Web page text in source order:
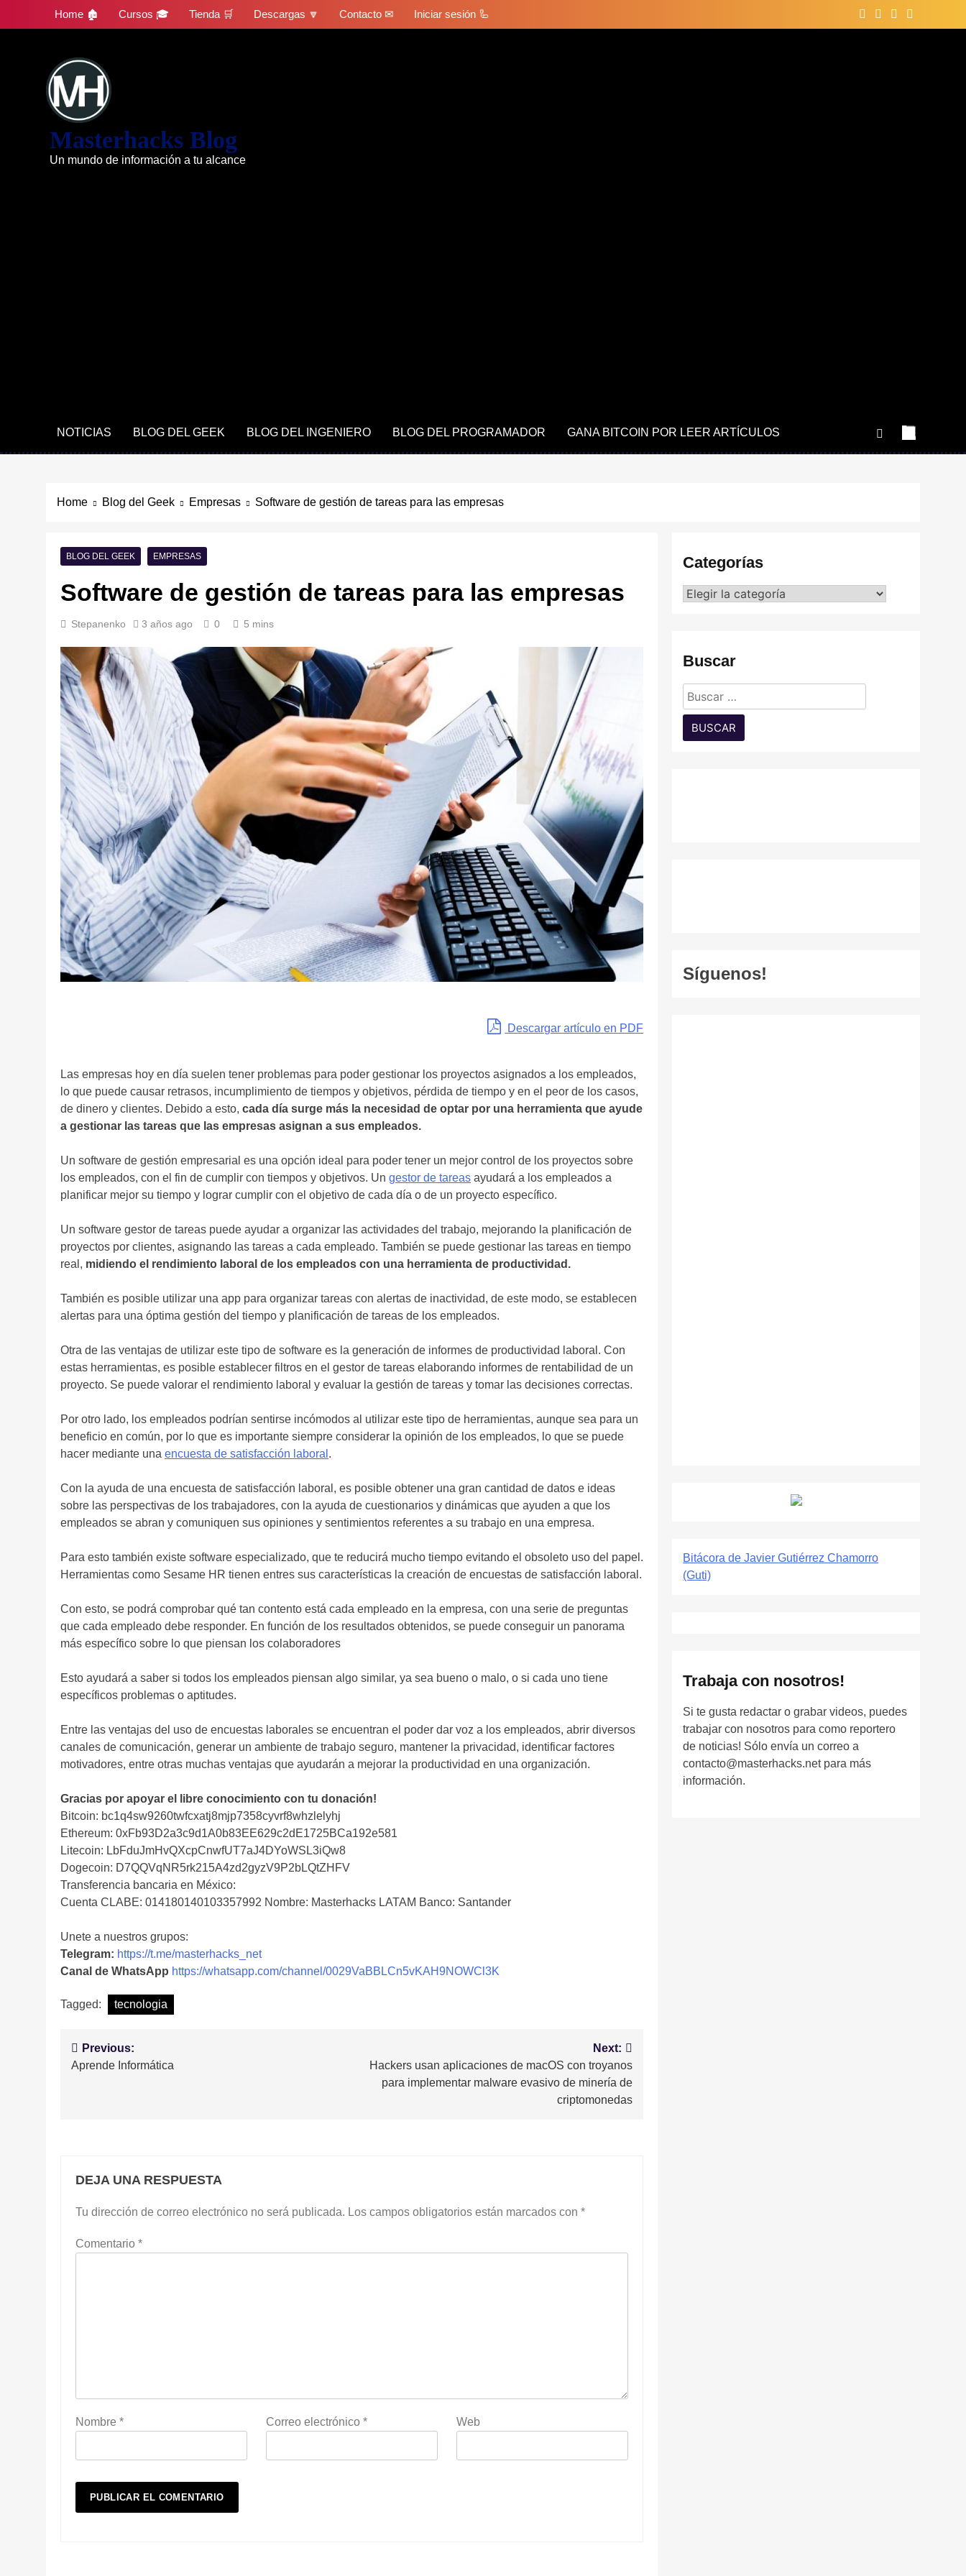
Home 🏚 Cursos 🎓 Tienda 🛒 Descargas 🔽 Contacto ✉ Iniciar sesión 🦾
Masterhacks Blog
Un mundo de información a tu alcance
NOTICIAS BLOG DEL GEEK BLOG DEL INGENIERO BLOG DEL PROGRAMADOR GANA BITCOIN POR LEER ARTÍCULOS
Home Blog del Geek Empresas Software de gestión de tareas para las empresas
BLOG DEL GEEK EMPRESAS
Software de gestión de tareas para las empresas
Stepanenko 3 años ago 0 5 mins
Descargar artículo en PDF
Las empresas hoy en día suelen tener problemas para poder gestionar los proyectos asignados a los empleados,
lo que puede causar retrasos, incumplimiento de tiempos y objetivos, pérdida de tiempo y en el peor de los casos,
de dinero y clientes. Debido a esto, cada día surge más la necesidad de optar por una herramienta que ayude
a gestionar las tareas que las empresas asignan a sus empleados.
Un software de gestión empresarial es una opción ideal para poder tener un mejor control de los proyectos sobre
los empleados, con el fin de cumplir con tiempos y objetivos. Un gestor de tareas ayudará a los empleados a
planificar mejor su tiempo y lograr cumplir con el objetivo de cada día o de un proyecto específico.
Un software gestor de tareas puede ayudar a organizar las actividades del trabajo, mejorando la planificación de
proyectos por clientes, asignando las tareas a cada empleado. También se puede gestionar las tareas en tiempo
real, midiendo el rendimiento laboral de los empleados con una herramienta de productividad.
También es posible utilizar una app para organizar tareas con alertas de inactividad, de este modo, se establecen
alertas para una óptima gestión del tiempo y planificación de tareas de los empleados.
Otra de las ventajas de utilizar este tipo de software es la generación de informes de productividad laboral. Con
estas herramientas, es posible establecer filtros en el gestor de tareas elaborando informes de rentabilidad de un
proyecto. Se puede valorar el rendimiento laboral y evaluar la gestión de tareas y tomar las decisiones correctas.
Por otro lado, los empleados podrían sentirse incómodos al utilizar este tipo de herramientas, aunque sea para un
beneficio en común, por lo que es importante siempre considerar la opinión de los empleados, lo que se puede
hacer mediante una encuesta de satisfacción laboral .
Con la ayuda de una encuesta de satisfacción laboral, es posible obtener una gran cantidad de datos e ideas
sobre las perspectivas de los trabajadores, con la ayuda de cuestionarios y dinámicas que ayuden a que los
empleados se abran y comuniquen sus opiniones y sentimientos referentes a su trabajo en una empresa.
Para esto también existe software especializado, que te reducirá mucho tiempo evitando el obsoleto uso del papel.
Herramientas como Sesame HR tienen entres sus características la creación de encuestas de satisfacción laboral.
Con esto, se podrá comprobar qué tan contento está cada empleado en la empresa, con una serie de preguntas
que cada empleado debe responder. En función de los resultados obtenidos, se puede conseguir un panorama
más específico sobre lo que piensan los colaboradores
Esto ayudará a saber si todos los empleados piensan algo similar, ya sea bueno o malo, o si cada uno tiene
específicos problemas o aptitudes.
Entre las ventajas del uso de encuestas laborales se encuentran el poder dar voz a los empleados, abrir diversos
canales de comunicación, generar un ambiente de trabajo seguro, mantener la privacidad, identificar factores
motivadores, entre otras muchas ventajas que ayudarán a mejorar la productividad en una organización.
Gracias por apoyar el libre conocimiento con tu donación!
Bitcoin: bc1q4sw9260twfcxatj8mjp7358cyvrf8whzlelyhj
Ethereum: 0xFb93D2a3c9d1A0b83EE629c2dE1725BCa192e581
Litecoin: LbFduJmHvQXcpCnwfUT7aJ4DYoWSL3iQw8
Dogecoin: D7QQVqNR5rk215A4zd2gyzV9P2bLQtZHFV
Transferencia bancaria en México:
Cuenta CLABE: 014180140103357992 Nombre: Masterhacks LATAM Banco: Santander
Unete a nuestros grupos:
Telegram: https://t.me/masterhacks_net
Canal de WhatsApp https://whatsapp.com/channel/0029VaBBLCn5vKAH9NOWCl3K
Tagged: tecnologia
Navegación
de
Previous:
Aprende Informática
Next:
Hackers usan aplicaciones de macOS con troyanos
para implementar malware evasivo de minería de
criptomonedas
DEJA UNA RESPUESTA
Tu dirección de correo electrónico no será publicada. Los campos obligatorios están marcados con *
Comentario *
Nombre * Correo electrónico* Web
Categorías
Categorías
Buscar
Buscar:
Síguenos!
Bitácora de Javier Gutiérrez Chamorro
(Guti)
Trabaja con nosotros!
Si te gusta redactar o grabar videos, puedes
trabajar con nosotros para como reportero
de noticias! Sólo envía un correo a
contacto@masterhacks.net para más
información.